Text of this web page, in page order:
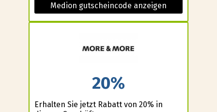
Medion gutscheincode anzeigen
20%
Erhalten Sie jetzt Rabatt von 20% in